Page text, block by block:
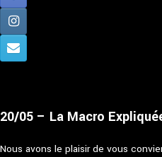
20/05 – La Macro
Nous avons le plaisir de vous